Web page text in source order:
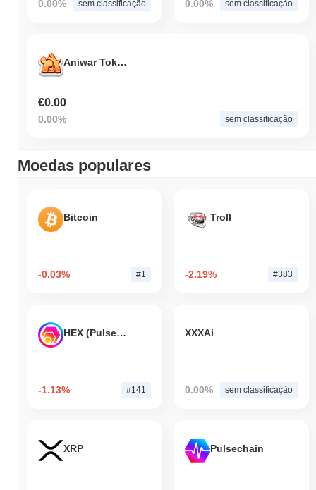
0.00% sem classificação 0.00% sem classificação
Aniwar Token
€0.00
0.00% sem classificação
Moedas populares
Bitcoin
-0.03% #1
Troll
-2.19% #383
HEX (Pulsechain)
-1.13% #141
XXXAi
0.00% sem classificação
XRP Pulsechain